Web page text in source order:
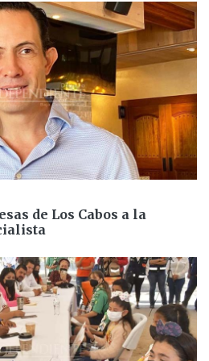
de Los Cabos a la